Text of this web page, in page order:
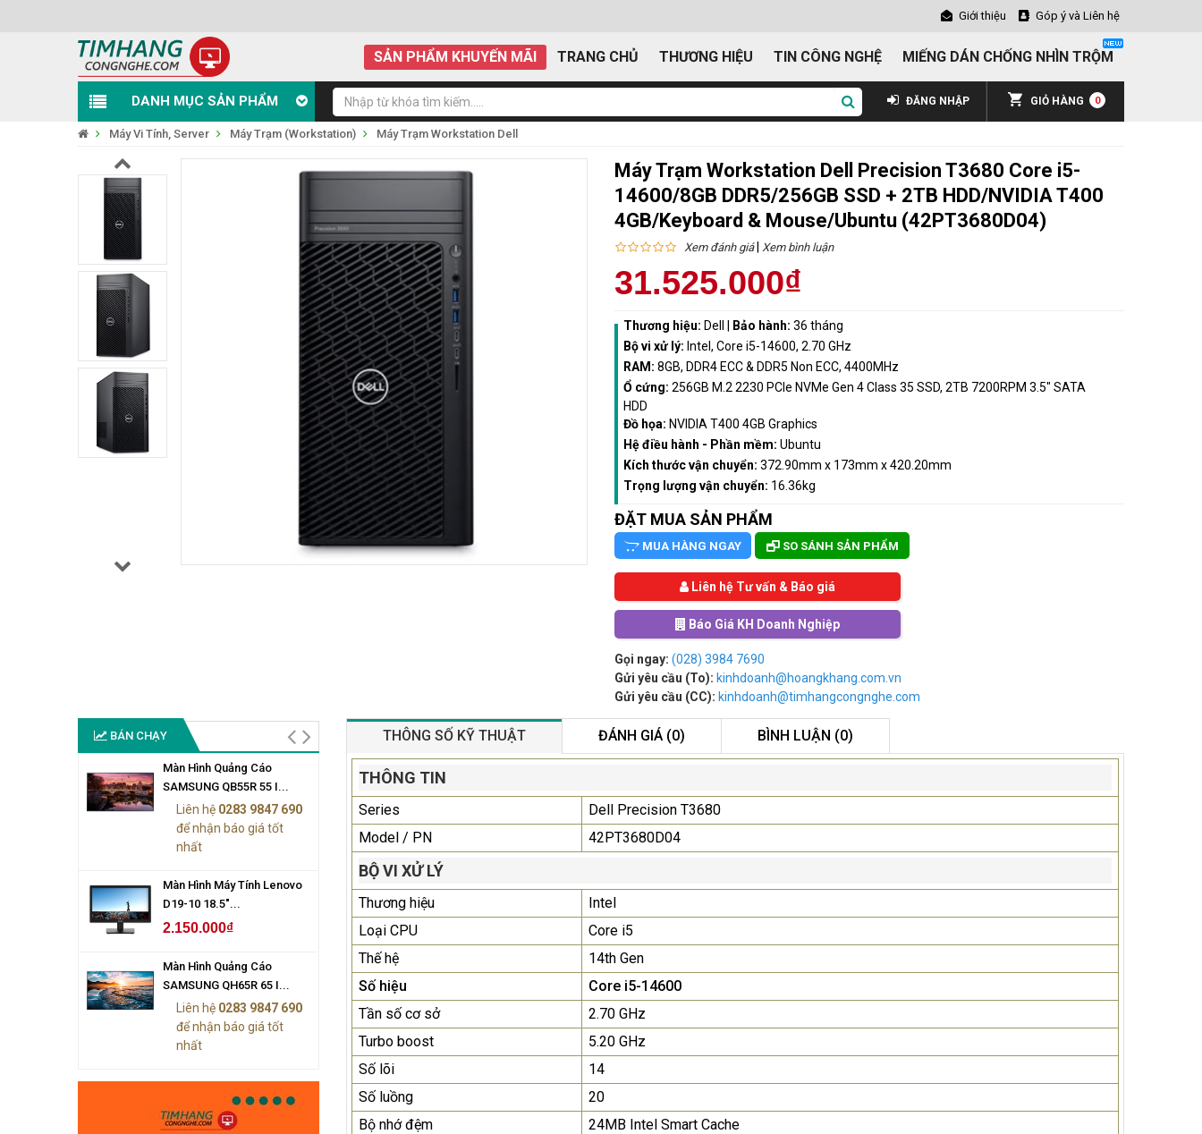
Giới thiệu Góp ý và Liên hệ
SẢN PHẨM KHUYẾN MÃI TRANG CHỦ THƯƠNG HIỆU TIN CÔNG NGHỆ MIẾNG DÁN CHỐNG NHÌN TRỘM
DANH MỤC SẢN PHẨM GIỎ HÀNG 0
ĐĂNG NHẬP
Máy Vi Tính, Server Máy Trạm (Workstation) Máy Trạm Workstation Dell
Máy Trạm Workstation Dell Precision T3680 Core i5-
14600/8GB DDR5/256GB SSD + 2TB HDD/NVIDIA T400
4GB/Keyboard & Mouse/Ubuntu (42PT3680D04)
Xem đánh giá| Xem bình luận
31.525.000₫
Thương hiệu: Dell Bảo hành: 36 tháng
Bộ vi xử lý: Intel, Core i5-14600, 2.70 GHz
RAM: 8GB, DDR4 ECC & DDR5 Non ECC, 4400MHz
Ổ cứng: 256GB M.2 2230 PCIe NVMe Gen 4 Class 35 SSD, 2TB 7200RPM 3.5" SATA
HDD
Đồ họa: NVIDIA T400 4GB Graphics
Hệ điều hành - Phần mềm: Ubuntu
Kích thước vận chuyển: 372.90mm x 173mm x 420.20mm
Trọng lượng vận chuyển: 16.36kg
ĐẶT MUA SẢN PHẨM
MUA HÀNG NGAY SO SÁNH SẢN PHẨM
Liên hệ Tư vấn & Báo giá
Báo Giá KH Doanh Nghiệp
Gọi ngay: (028) 3984 7690
Gửi yêu cầu (To): kinhdoanh@hoangkhang.com.vn
Gửi yêu cầu (CC): kinhdoanh@timhangcongnghe.com
BÁN CHẠY
Màn Hình Quảng Cáo
SAMSUNG QB55R 55 I...
Liên hệ 0283 9847 690
để nhận báo giá tốt
nhất
Màn Hình Máy Tính Lenovo
D19-10 18.5"...
2.150.000₫
Màn Hình Quảng Cáo
SAMSUNG QH65R 65 I...
Liên hệ 0283 9847 690
để nhận báo giá tốt
nhất
Liên hệ0283 9847 690
để nhận báo giá tốt
nhất
Màn Hình Quảng Cáo
SAMSUNG QH65R 65 I...
để nhận báo giá tốt
THÔNG SỐ KỸ THUẬT ĐÁNH GIÁ (0) BÌNH LUẬN (0)
THÔNG TIN
Series
Dell Precision T3680
Model / PN
42PT3680D04
BỘ VI XỬ LÝ
Thương hiệu
Intel
Loại CPU
Core i5
Thế hệ
14th Gen
Số hiệu
Core i5-14600
Tần số cơ sở
2.70 GHz
Turbo boost
5.20 GHz
Số lõi
14
Số luồng
20
Bộ nhớ đệm
24MB Intel Smart Cache